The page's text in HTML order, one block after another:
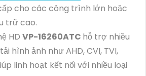
cho các công trình lớn hoặc
trữ cao.
HD VP-16260ATC hỗ trợ nhiều
hình ảnh như AHD, CVI, TVI,
linh hoạt kết nối với nhiều loại